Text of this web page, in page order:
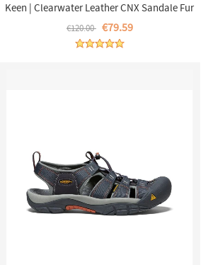
Keen | Clearwater Leather CNX Sandale Fur
Herren-Magnet/Black
€120.00 €79.59